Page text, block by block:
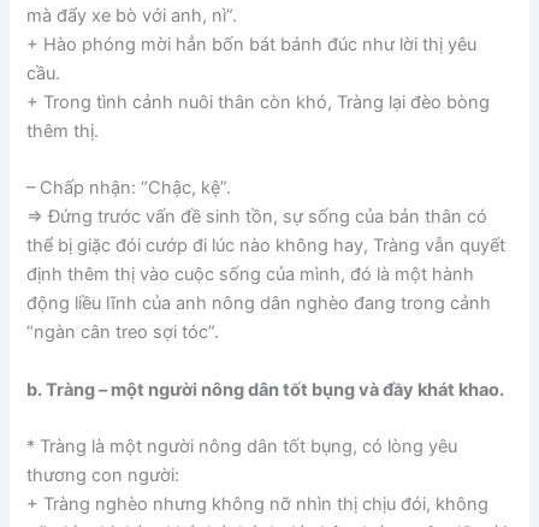
mà đẩy xe bò với anh, nì”.
+ Hào phóng mời hẳn bốn bát bánh đúc như lời thị yêu
cầu.
+ Trong tình cảnh nuôi thân còn khó, Tràng lại đèo bòng
thêm thị.
– Chấp nhận: “Chậc, kệ”.
=> Đứng trước vấn đề sinh tồn, sự sống của bản thân có
thể bị giặc đói cướp đi lúc nào không hay, Tràng vẫn quyết
định thêm thị vào cuộc sống của mình, đó là một hành
động liều lĩnh của anh nông dân nghèo đang trong cảnh
“ngàn cân treo sợi tóc”.
b. Tràng – một người nông dân tốt bụng và đầy khát khao.
* Tràng là một người nông dân tốt bụng, có lòng yêu
thương con người:
+ Tràng nghèo nhưng không nỡ nhìn thị chịu đói, không